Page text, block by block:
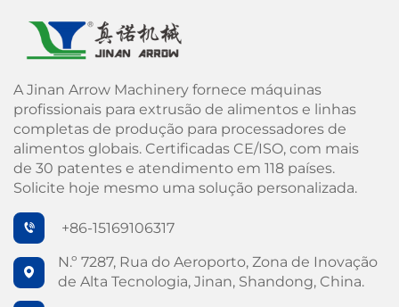
A Jinan Arrow Machinery fornece máquinas
profissionais para extrusão de alimentos e linhas
completas de produção para processadores de
alimentos globais. Certificadas CE/ISO, com mais
de 30 patentes e atendimento em 118 países.
Solicite hoje mesmo uma solução personalizada.
+86-15169106317
N.º 7287, Rua do Aeroporto, Zona de Inovação
de Alta Tecnologia, Jinan, Shandong, China.